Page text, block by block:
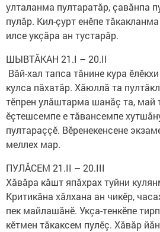
улталанма пултаратăр, çавăнпа
пулăр. Кил-çурт енӗпе
илсе укçăра ан тустарăр.
ШЫВТĂКАН 21.I – 20.II
Вăй-хал тапса тăнине кура
кулса пăхатăр. Хăюллă та
тӗпрен улăштарма шанăç та, май
ӗçтешсемпе е тăвансемпе
пултараççӗ. Вӗренекенсене
меллех мар. ​
ПУЛĂСЕМ 21.II – 20.III
Хăвăра кăшт япăхрах туйни
Критикăна хăлхана ан чикӗр,
пек майлашăнӗ. Укçа-тенкӗпе
кӗтмен тăкаксем пулӗç. Хăвăр